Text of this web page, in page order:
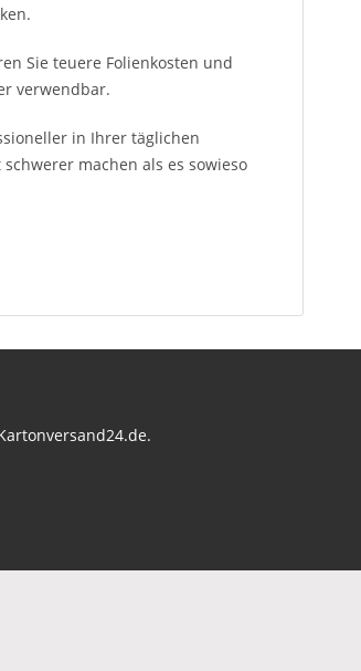
Sie teuere Folienkosten und
verwendbar.
in Ihrer täglichen
machen als es sowieso